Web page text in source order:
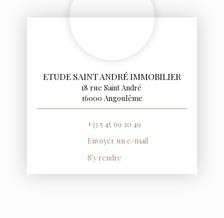
ETUDE SAINT ANDRÉ IMMOBILIER
18 rue Saint André
16000 Angoulême
+33 5 45 69 20 49
Envoyer un e-mail
S'y rendre